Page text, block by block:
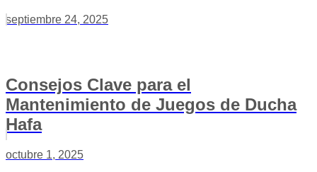
septiembre 24, 2025
Consejos Clave para el
Mantenimiento de Juegos de Ducha
Hafa
octubre 1, 2025